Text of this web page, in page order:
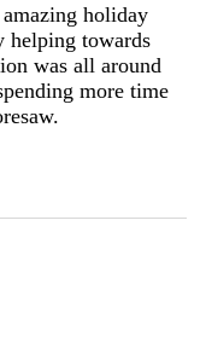
holiday
helping towards
was all around
more time